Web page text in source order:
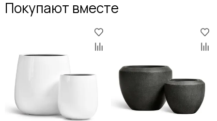
Покупают вместе